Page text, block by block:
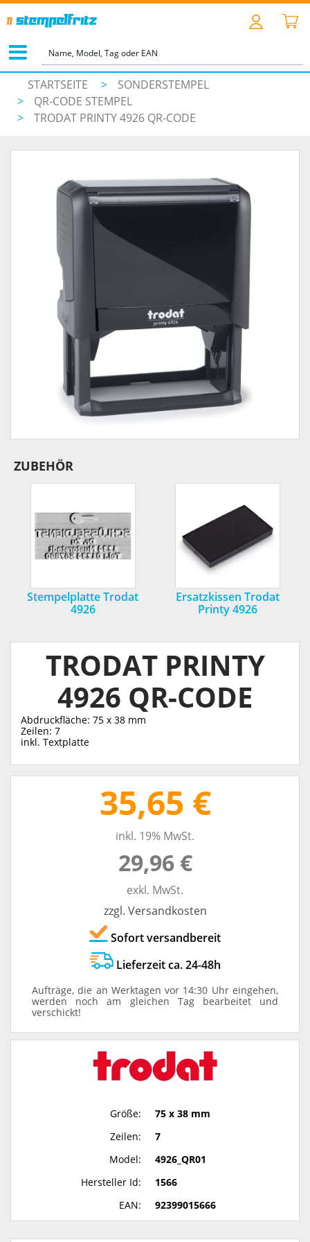
STARTSEITE >
SONDERSTEMPEL
>
QR-CODE STEMPEL
>
TRODAT PRINTY 4926 QR-CODE
ZUBEHÖR
Stempelplatte Trodat
4926
Ersatzkissen Trodat
Printy 4926
TRODAT PRINTY
4926 QR-CODE
Abdruckfläche: 75 x 38 mm
Zeilen: 7
inkl. Textplatte
35,65 €
inkl. 19% MwSt.
29,96 €
exkl. MwSt.
zzgl. Versandkosten
Sofort versandbereit
Lieferzeit ca. 24-48h
Aufträge, die an Werktagen vor 14:30 Uhr eingehen,
werden noch am gleichen Tag bearbeitet und
verschickt!
Größe:
75 x 38 mm
Zeilen:
7
Model:
4926_QR01
Hersteller Id:
1566
EAN:
92399015666